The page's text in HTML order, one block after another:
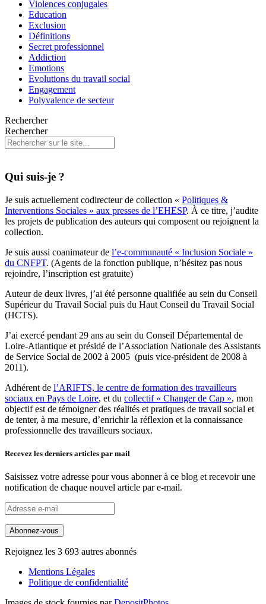
Violences conjugales
Education
Exclusion
Définitions
Secret professionnel
Addiction
Emotions
Evolutions du travail social
Engagement
Polyvalence de secteur
Rechercher
Rechercher
Qui suis-je ?
Je suis actuellement codirecteur de collection « Politiques &
Interventions Sociales » aux presses de l’EHESP. À ce titre, j’audite
les projets de publication des auteurs qui composent ou rejoignent la
collection.
Je suis aussi coanimateur de l’e-communauté « Inclusion Sociale »
du CNFPT. (Agents de la fonction publique, n’hésitez pas nous
rejoindre, l’inscription est gratuite)
Auteur de deux livres, j’ai été personne qualifiée au sein du Conseil
Supérieur du Travail Social puis du Haut Conseil du Travail Social
(HCTS).
J’ai exercé pendant 29 ans au sein du Conseil Départemental de
Loire-Atlantique et présidé de l’Association Nationale des Assistants
de Service Social de 2002 à 2005 (puis vice-président de 2008 à
2011).
Adhérent de l’ARIFTS, le centre de formation des travailleurs
sociaux en Pays de Loire, et du collectif « Changer de Cap », mon
objectif est de témoigner des réalités et pratiques de travail social et
de tenter, à ma mesure, d’enrichir la réflexion et la connaissance
professionnelle des travailleurs sociaux.
Recevez les derniers articles par mail
Saisissez votre adresse pour vous abonner à ce blog et recevoir une
notification de chaque nouvel article par e-mail.
Adresse
e-
mail
Abonnez-vous
Rejoignez les 3 693 autres abonnés
Mentions Légales
Politique de confidentialité